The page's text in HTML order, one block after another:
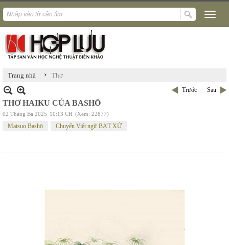
Trang nhà › Thơ
Trước Sau
THƠ HAIKU CỦA BASHŌ
02 Tháng Ba 2025 10:13 CH (Xem: 22877)
Matsuo Bashō Chuyển Việt ngữ BẠT XỨ